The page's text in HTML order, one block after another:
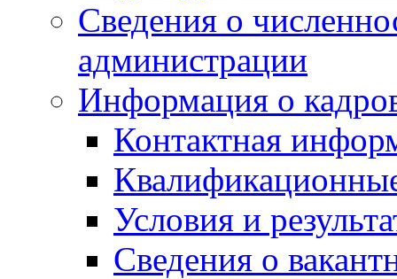
Сведения о
администрации
Информация о
Контактная
Условия и
Сведения о